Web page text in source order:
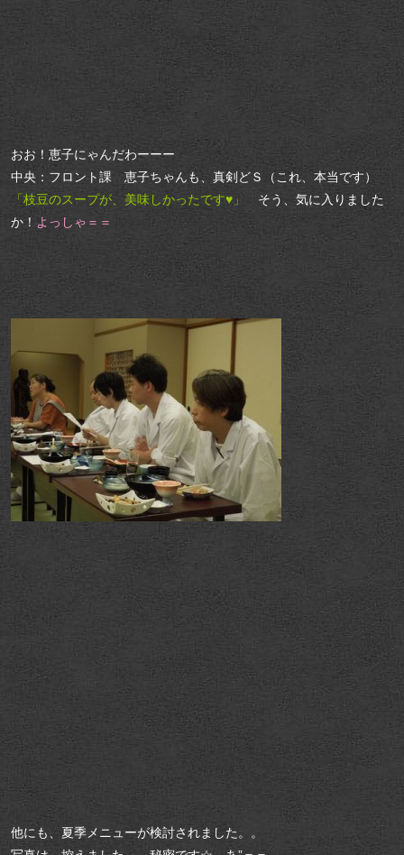
おお！恵子にゃんだわーーー
中央：フロント課 恵子ちゃんも、真剣どＳ（これ、本当です）
「枝豆のスープが、美味しかったです♥」 そう、気に入りました
か！ よっしゃ＝＝
他にも、夏季メニューが検討されました。。